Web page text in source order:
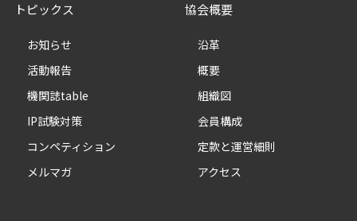
トピックス
お知らせ
活動報告
機関誌table
IP試験対策
コンペティション
メルマガ
協会概要
沿革
概要
組織図
会員構成
定款と運営細則
アクセス